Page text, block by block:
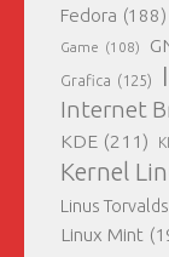
Fedora (188)
Game (108)
Grafica (125)
Internet
KDE (211)
Kernel
Linus Torvalds
Linux Mint